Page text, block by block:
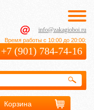
info@zakagioboi.ru
Время работы с 10:00 до 20:00:
+7 (901) 784-74-16
Корзина